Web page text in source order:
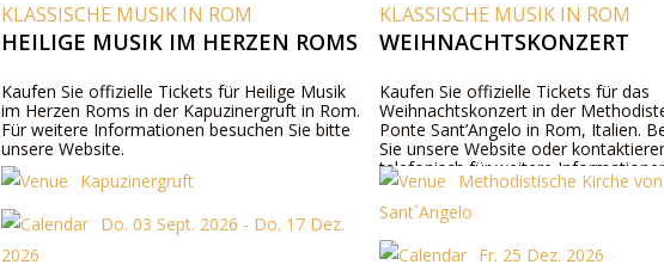
KLASSISCHE MUSIK IN ROM
HEILIGE MUSIK IM HERZEN ROMS
Kaufen Sie offizielle Tickets für Heilige Musik
im Herzen Roms in der Kapuzinergruft in Rom.
Für weitere Informationen besuchen Sie bitte
unsere Website.
Kapuzinergruft
Do. 03 Sept. 2026 - Do. 17 Dez.
2026
KLASSISCHE MUSIK IN ROM
WEIHNACHTSKONZERT
Kaufen Sie offizielle Tickets für das
Weihnachtskonzert in der
Ponte Sant’Angelo in Rom, Italien.
Sie unsere Website oder
telefonisch für weitere
Preisen, Programm und
Methodistische Kirche
Sant´Angelo
Fr. 25 Dez. 2026